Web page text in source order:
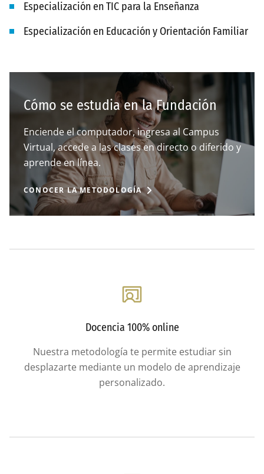
Especialización en TIC para la Enseñanza
Especialización en Educación y Orientación Familiar
Cómo se estudia en la Fundación
Enciende el computador, ingresa al Campus
Virtual, accede a las clases en directo o diferido y
aprende en línea.
CONOCER LA METODOLOGÍA
Docencia 100% online
Nuestra metodología te permite estudiar sin
desplazarte mediante un modelo de aprendizaje
personalizado.